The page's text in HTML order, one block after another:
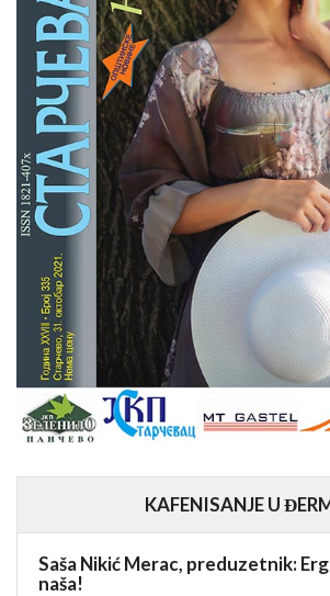
KAFENISANJE U
Saša Nikić Merac, preduzetnik:
naša!